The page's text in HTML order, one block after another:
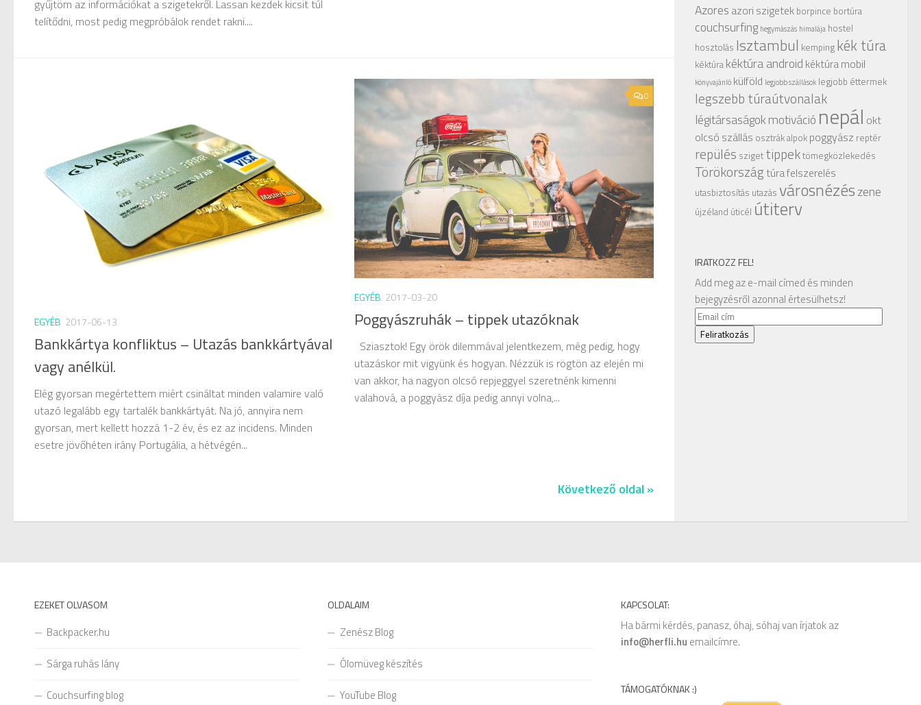
gyűjtöm az információkat a szigetekről. Lassan kezdek kicsit túl
telítődni, most pedig megpróbálok rendet rakni....
EGYÉB 2017-06-13
Bankkártya konfliktus – Utazás bankkártyával
vagy anélkül.
Elég gyorsan megértettem miért csináltat minden valamire való
utazó legalább egy tartalék bankkártyát. Na jó, annyira nem
gyorsan, mert kellett hozzá 1-2 év, és ez az incidens. Minden
esetre jövőhéten irány Portugália, a hétvégén...
0
EGYÉB 2017-03-20
Poggyászruhák – tippek utazóknak
Sziasztok! Egy örök dilemmával jelentkezem, még pedig, hogy
utazáskor mit vigyünk és hogyan. Nézzük is rögtön az elején mi
van akkor, ha nagyon olcsó repjeggyel szeretnénk kimenni
valahová, a poggyász díja pedig annyi volna,...
Következő oldal »
Azores azori szigetek borpince bortúra
couchsurfing hegymászás himalája hostel
hosztolás Isztambul kemping kék túra
kéktúra kéktúra android kéktúra mobil
könyvajánló külföld legjobb szállások legjobb éttermek
legszebb túraútvonalak
légitársaságokmotiváció nepál okt
olcsó szállás osztrák alpok poggyász reptér
repülés sziget tippektömegközlekedés
Törökország túra felszerelés
utasbiztosítás utazás városnézészene
újzéland úticél útiterv
IRATKOZZ FEL!
Add meg az e-mail címed és minden
bejegyzésről azonnal értesülhetsz!
Email
cím
Feliratkozás
EZEKET OLVASOM
Backpacker.hu
Sárga ruhás lány
Couchsurfing blog
OLDALAIM
Zenész Blog
Ólomüveg készítés
YouTube Blog
KAPCSOLAT:
Ha bármi kérdés, panasz, óhaj, sóhaj van írjatok az
info@herfli.hu emailcímre.
TÁMOGATÓKNAK :)